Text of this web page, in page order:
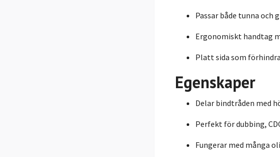
Passar både tunna och
Ergonomiskt handtag
Platt sida som
Egenskaper
Delar bindtråden med
Perfekt för dubbing,
Fungerar med många